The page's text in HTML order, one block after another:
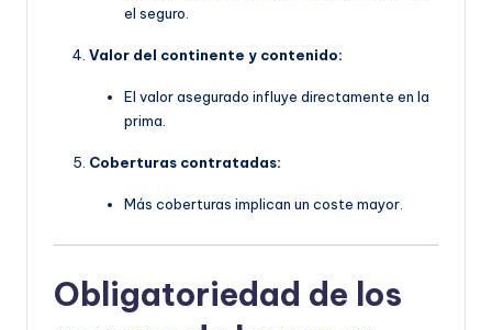
el seguro.
Valor del continente y contenido:
El valor asegurado influye directamente en la
prima.
Coberturas contratadas:
Más coberturas implican un coste mayor.
Obligatoriedad de los